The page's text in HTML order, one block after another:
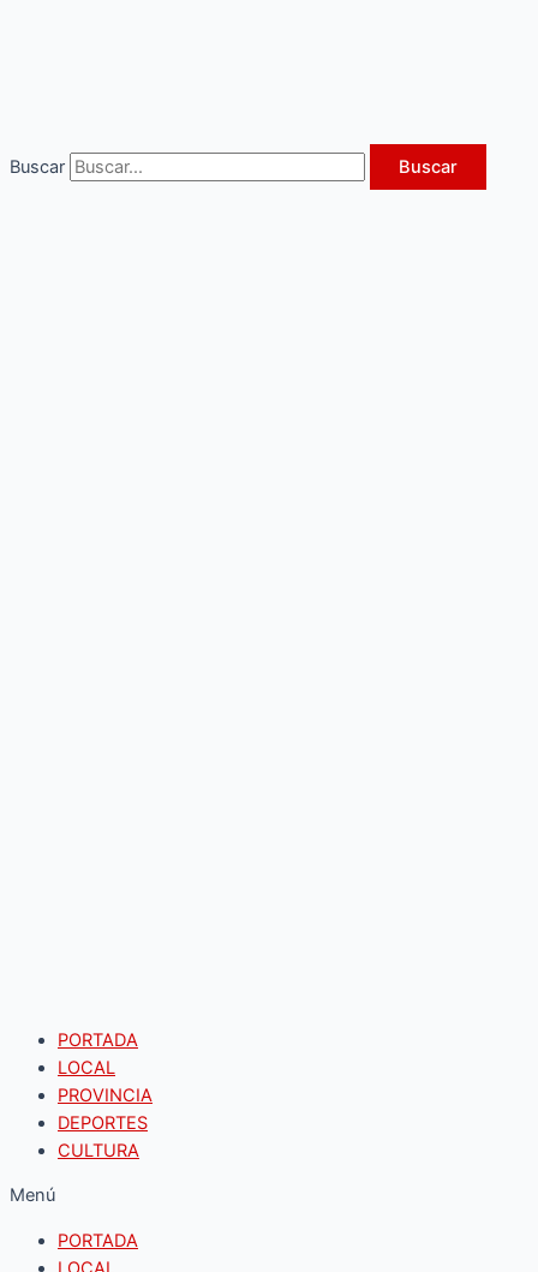
Buscar Buscar
PORTADA
LOCAL
PROVINCIA
DEPORTES
CULTURA
Menú
PORTADA